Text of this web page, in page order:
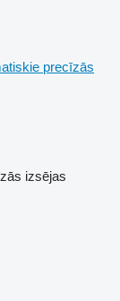
precīzās
izsējas